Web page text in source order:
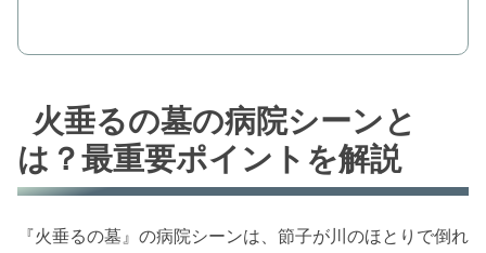
火垂るの墓の病院シーンと
は？最重要ポイントを解説
『火垂るの墓』の病院シーンは、節子が川のほとりで倒れ